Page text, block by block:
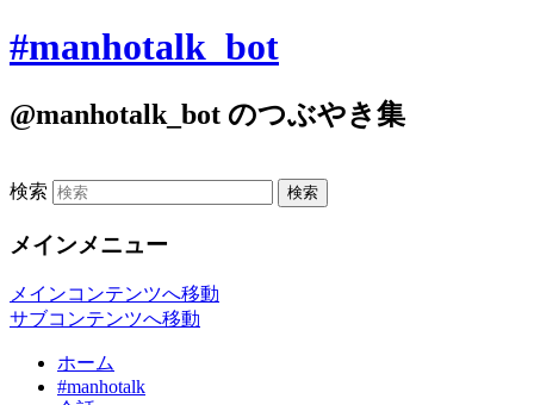
#manhotalk_bot
@manhotalk_bot のつぶやき集
検索
メインメニュー
メインコンテンツへ移動
サブコンテンツへ移動
ホーム
#manhotalk